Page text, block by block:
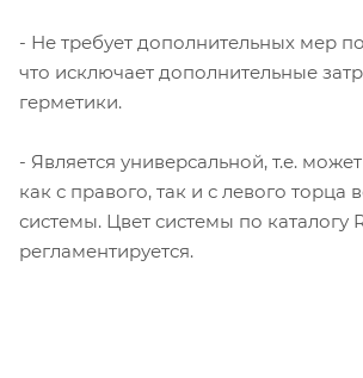
- Не требует дополнительных мер
что исключает дополнительные
герметики.
- Является универсальной, т.е.
как с правого, так и с левого торца
системы. Цвет системы по каталогу
регламентируется.